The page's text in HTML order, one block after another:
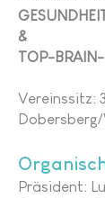
&
TOP-
Vereinssitz:
Präsident: